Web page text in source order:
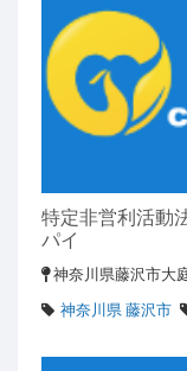
特定非営利活動
パイ
神奈川県藤沢市大
神奈川県 藤沢市